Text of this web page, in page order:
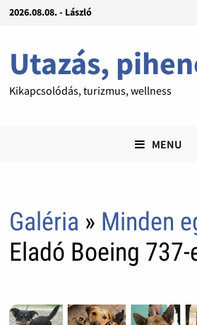
2026.08.08. - László
Utazás,
Kikapcsolódás, turizmus, wellness
MENU
Galéria » Minden
Eladó Boeing